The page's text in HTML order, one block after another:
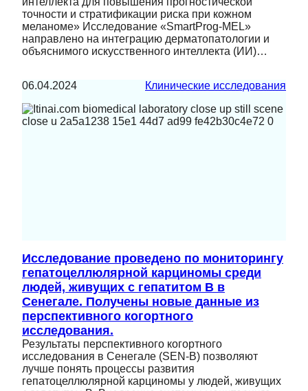
точности и стратификации риска при кожном
меланоме» Исследование «SmartProg-MEL»
направлено на интеграцию дерматопатологии и
объяснимого искусственного интеллекта (ИИ)…
06.04.2024 Клинические исследования
Исследование проведено по мониторингу
гепатоцеллюлярной карциномы среди
людей, живущих с гепатитом B в
Сенегале. Получены новые данные из
перспективного когортного
исследования.
Результаты перспективного когортного
исследования в Сенегале (SEN-B) позволяют
лучше понять процессы развития
гепатоцеллюлярной карциномы у людей, живущих